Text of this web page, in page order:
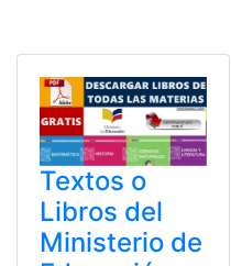
Textos o
Libros del
Ministerio de